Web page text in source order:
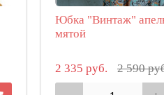
Юбка "Винтаж"
мятой
2 335 руб. 2 590